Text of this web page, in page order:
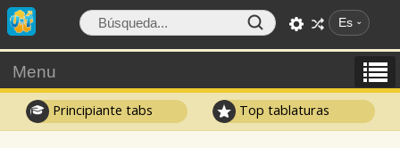
Es
Menu
Principiante tabs Top tablaturas